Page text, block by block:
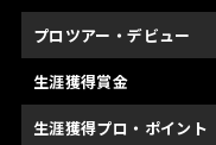
プロツアー・デビュー
生涯獲得賞金
生涯獲得プロ・ポイント